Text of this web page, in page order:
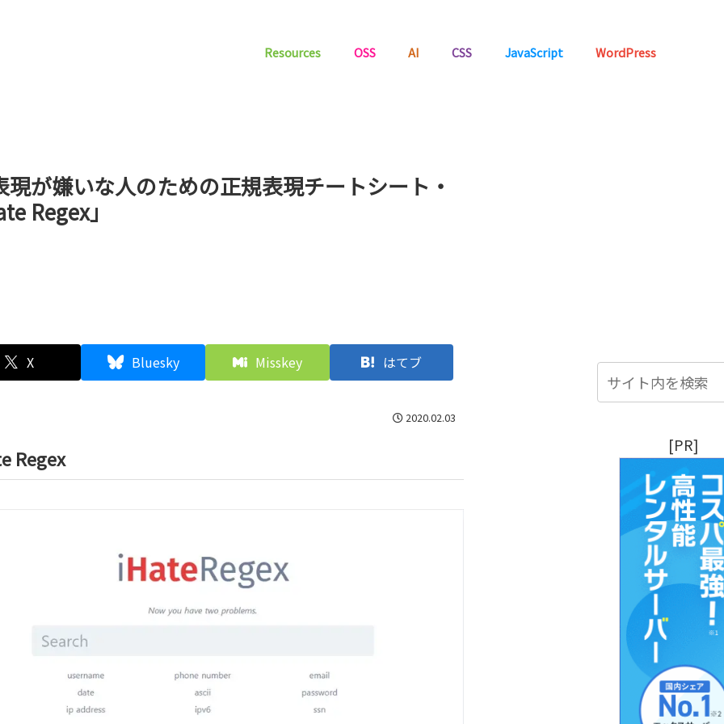
Resources OSS AI CSS JavaScript WordPress
[PR]
現が嫌いな人のための正規表現チートシート・
Regex」
X Bluesky Misskey はてブ
2020.02.03
Regex